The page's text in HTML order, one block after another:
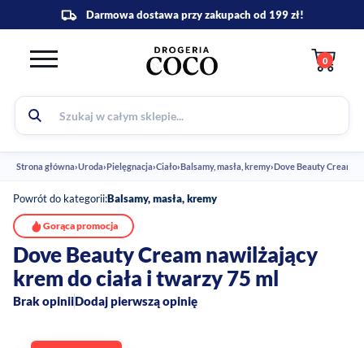
0
Strona główna›Uroda›Pielęgnacja›Ciało›Balsamy, masła, kremy›Dove Beauty Cream
Powrót do kategorii:Balsamy, masła, kremy
Gorąca promocja
Dove Beauty Cream nawilżający
krem do ciała i twarzy 75 ml
Brak opiniiDodaj pierwszą opinię